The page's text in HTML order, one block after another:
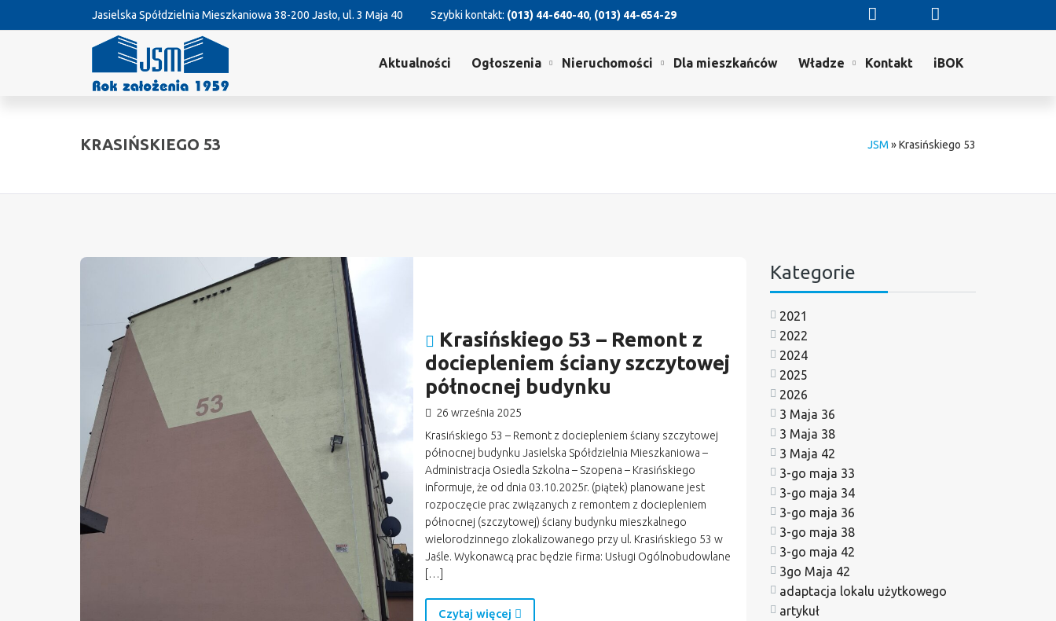
Jasielska Spółdzielnia Mieszkaniowa 38-200 Jasło, ul. 3 Maja 40 Szybki kontakt: (013) 44-640-40, (013) 44-654-29
Aktualności Ogłoszenia Nieruchomości Dla mieszkańców Władze Kontakt iBOK
KRASIŃSKIEGO 53 JSM »Krasińskiego 53
Krasińskiego 53 – Remont z
dociepleniem ściany szczytowej
północnej budynku
26 września 2025
Krasińskiego 53 – Remont z dociepleniem ściany szczytowej
północnej budynku Jasielska Spółdzielnia Mieszkaniowa –
Administracja Osiedla Szkolna – Szopena – Krasińskiego
informuje, że od dnia 03.10.2025r. (piątek) planowane jest
rozpoczęcie prac związanych z remontem z dociepleniem
północnej (szczytowej) ściany budynku mieszkalnego
wielorodzinnego zlokalizowanego przy ul. Krasińskiego 53 w
Jaśle. Wykonawcą prac będzie firma: Usługi Ogólnobudowlane
[…]
Czytaj więcej
Kategorie
2021
2022
2024
2025
2026
3 Maja 36
3 Maja 38
3 Maja 42
3-go maja 33
3-go maja 34
3-go maja 36
3-go maja 38
3-go maja 42
3go Maja 42
adaptacja lokalu użytkowego
artykuł